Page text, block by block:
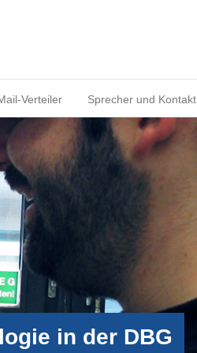
Verteiler Sprecher und Kontakt
in der DBG